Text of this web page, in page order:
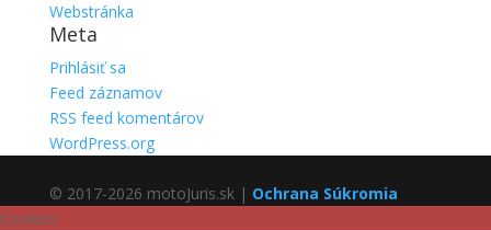
Webstránka
Meta
Prihlásiť sa
Feed záznamov
RSS feed komentárov
WordPress.org
© 2017-2026 motoJuris.sk | Ochrana Súkromia
Cookies